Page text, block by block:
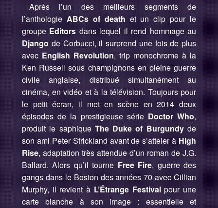
Après l’un des meilleurs segments de
l’anthologie ABCs of death et un clip pour le
groupe Editors dans lequel il rend hommage au
Django de Corbucci, il surprend une fois de plus
avec English Revolution, trip monochrome à la
Ken Russell sous champignons en pleine guerre
civile anglaise, distribué simultanément au
cinéma, en vidéo et à la télévision. Toujours pour
le petit écran, il met en scène en 2014 deux
épisodes de la prestigieuse série Doctor Who,
produit le saphique The Duke of Burgundyde
son ami Peter Strickland avant de s’atteler à High
Rise, adaptation très attendue d’un roman de J.G.
Ballard. Alors qu’il tourne Free Fire, guerre des
gangs dans le Boston des années 70 avec Cillian
Murphy, il revient à L’Étrange Festivalpour une
carte blanche à son image : essentielle et